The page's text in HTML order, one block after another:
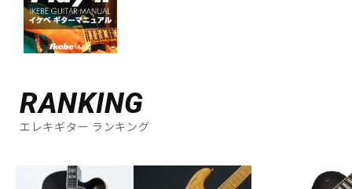
RANKING
エレキギター ランキング